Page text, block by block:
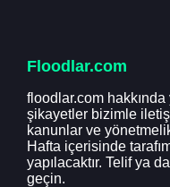
Floodlar.com
floodlar.com hakkında
şikayetler bizimle
kanunlar ve
Hafta içerisinde
yapılacaktır. Telif ya
geçin.